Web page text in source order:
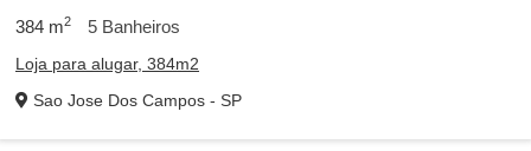
384 m2 5 Banheiros
Loja para alugar, 384m2
Sao Jose Dos Campos - SP